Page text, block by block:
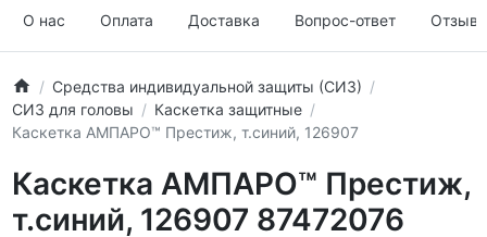
О нас Оплата Доставка Вопрос-ответ
Средства индивидуальной защиты (СИЗ)
СИЗ для головы
Каскетка защитные
Каскетка АМПАРО™ Престиж, т.синий, 126907
Каскетка АМПАРО™ Престиж,
т.синий, 126907 87472076